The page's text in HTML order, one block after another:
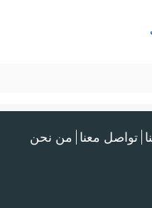
تواصل معنا من نحن